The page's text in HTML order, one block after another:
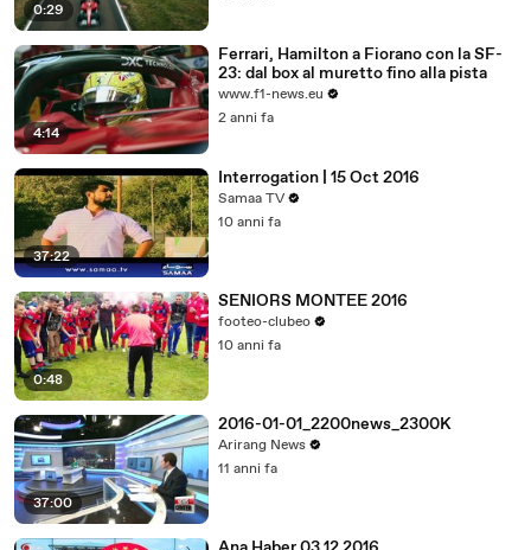
0:29
4:14
Ferrari, Hamilton a Fiorano con la SF-
23: dal box al muretto fino alla pista
www.f1-news.eu
2 anni fa
37:22
Interrogation | 15 Oct 2016
Samaa TV
10 anni fa
0:48
SENIORS MONTEE 2016
footeo-clubeo
10 anni fa
37:00
2016-01-01_2200news_2300K
Arirang News
11 anni fa